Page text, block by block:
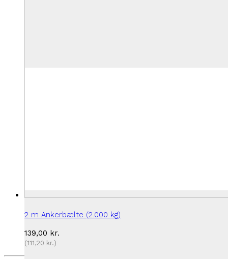
2 m Ankerbælte (2.000 kg)
139,00 kr.
(111,20 kr.)